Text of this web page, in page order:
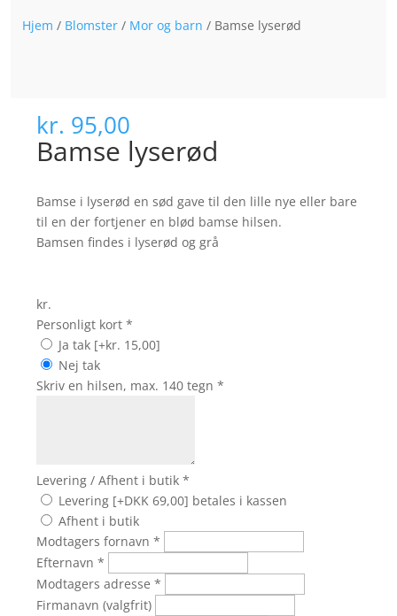
Hjem / Blomster / Mor og barn / Bamse lyserød
kr. 95,00
Bamse lyserød
Bamse i lyserød en sød gave til den lille nye eller bare
til en der fortjener en blød bamse hilsen.
Bamsen findes i lyserød og grå
kr.
Personligt kort *
Ja tak [+kr. 15,00]
Nej tak
Skriv en hilsen, max. 140 tegn *
Levering / Afhent i butik *
Levering [+DKK 69,00] betales i kassen
Afhent i butik
Modtagers fornavn *
Efternavn *
Modtagers adresse *
Firmanavn (valgfrit)